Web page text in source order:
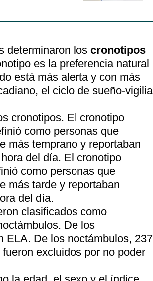
determinaron los cronotipos
es la preferencia natural
está más alerta y con más
el ciclo de sueño-vigilia
cronotipos. El cronotipo
como personas que
más temprano y reportaban
del día. El cronotipo
como personas que
más tarde y reportaban
del día.
clasificados como
De los
ELA. De los noctámbulos, 237
excluidos por no poder